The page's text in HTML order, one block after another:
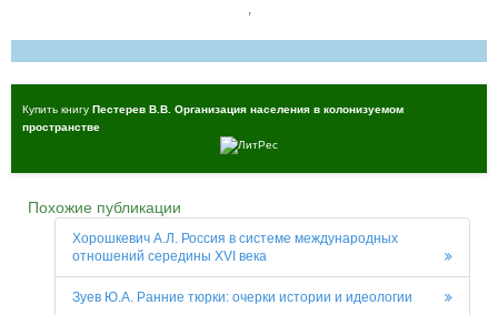
,
Купить книгу Пестерев В.В. Организация населения в колонизуемом
пространстве
Похожие публикации
Хорошкевич А.Л. Россия в системе международных
отношений середины XVI века
Зуев Ю.А. Ранние тюрки: очерки истории и идеологии